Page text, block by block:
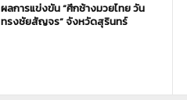
ผลการแข่งขัน “ศึกช้างมวยไทย วัน
ทรงชัยสัญจร” จังหวัดสุรินทร์